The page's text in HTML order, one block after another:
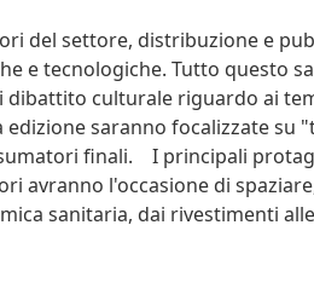
del settore, distribuzione e
e tecnologiche. Tutto questo
culturale riguardo ai
saranno focalizzate su
finali. I principali
avranno l'occasione di
sanitaria, dai rivestimenti